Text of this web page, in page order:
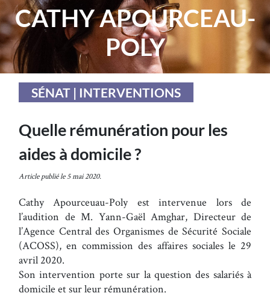
CATHY APOURCEAU-
POLY
SÉNAT | INTERVENTIONS
Quelle rémunération pour les
aides à domicile ?
Article publié le 5 mai 2020.
Cathy Apourceuau-Poly est intervenue lors de
l’audition de M. Yann-Gaël Amghar, Directeur de
l’Agence Central des Organismes de Sécurité Sociale
(ACOSS), en commission des affaires sociales le 29
avril 2020.
Son intervention porte sur la question des salariés à
domicile et sur leur rémunération.